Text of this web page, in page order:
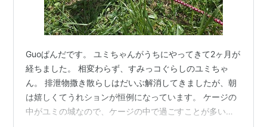
Guoぱんだです。 ユミちゃんがうちにやってきて2ヶ月が
経ちました。 相変わらず、すみっコぐらしのユミちゃ
ん。 排泄物撒き散らしはだいぶ解消してきましたが、朝
は嬉しくてうれションが恒例になっています。 ケージの
中がユミの城なので、ケージの中で過ごすことが多いの